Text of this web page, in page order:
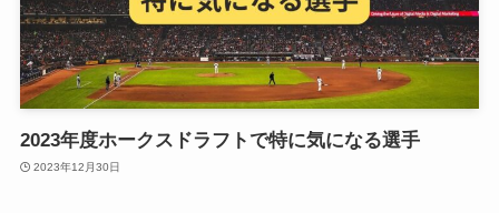
2023年度ホークスドラフトで特に気になる選手
2023年12月30日